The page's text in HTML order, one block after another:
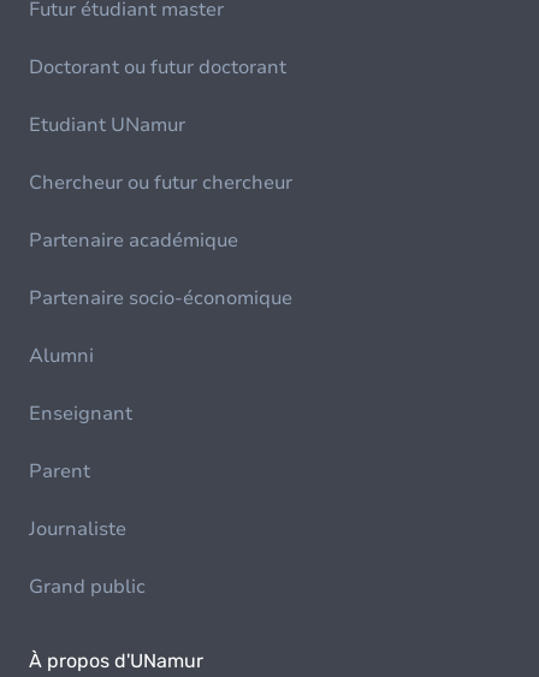
Futur étudiant master
Doctorant ou futur doctorant
Etudiant UNamur
Chercheur ou futur chercheur
Partenaire académique
Partenaire socio-économique
Alumni
Enseignant
Parent
Journaliste
Grand public
À propos d'UNamur